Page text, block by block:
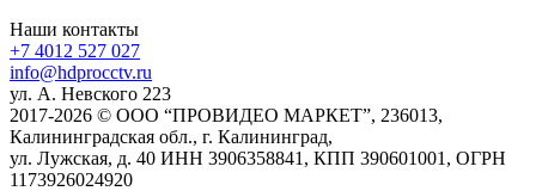
Наши контакты
+7 4012 527 027
info@hdprocctv.ru
ул. А. Невского 223
2017-2026 © ООО “ПРОВИДЕО МАРКЕТ”, 236013,
Калининградская обл., г. Калининград,
ул. Лужская, д. 40 ИНН 3906358841, КПП 390601001, ОГРН
1173926024920